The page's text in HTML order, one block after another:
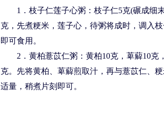
1．枝子仁莲子心粥：枝子仁5克(碾成细
克，先煮粳米，莲子心，待粥将成时，调入
即可食用。
2．黄柏薏苡仁粥：黄柏10克，萆薢10克
克。先将黄柏、萆薢煎取汁，再与薏苡仁、
适量，稍煮片刻即可。